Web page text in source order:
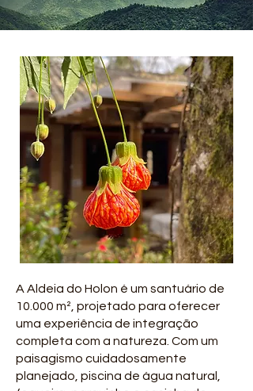
A Aldeia do Holon é um santuário de
10.000 m², projetado para oferecer
uma experiência de integração
completa com a natureza. Com um
paisagismo cuidadosamente
planejado, piscina de água natural,